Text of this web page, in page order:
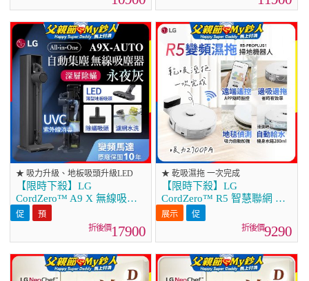
★ 吸力升級、地板吸頭升級LED
【限時下殺】LG
CordZero™ A9 X 無線吸塵
器｜永夜灰｜自動集塵
(A9X-AUTO)
17900
★ 乾吸濕拖 一次完成
【限時下殺】LG
CordZero™ R5 智慧聯網 變
頻濕拖掃地機器人 R5-
PROPLUS1
9290